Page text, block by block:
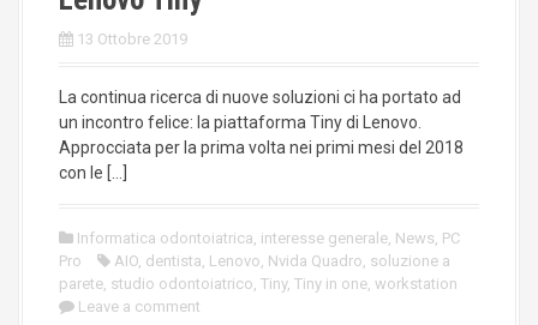
13 Ottobre 2019
La continua ricerca di nuove soluzioni ci ha portato ad
un incontro felice: la piattaforma Tiny di Lenovo.
Approcciata per la prima volta nei primi mesi del 2018
con le […]
Informatica odontoiatrica interesse generale News PC
Pro
AIO dentista Lenovo Nvida Quadro soluzione a
parete studio odontoiatrico Tiny, Tiny in one workstation
Leave a comment